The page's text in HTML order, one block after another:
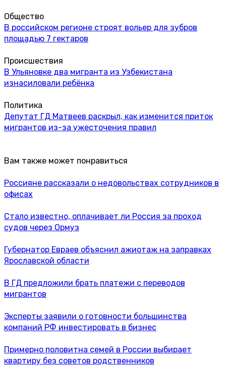
Общество
В российском регионе строят вольер для зубров
площадью 7 гектаров
Происшествия
В Ульяновке два мигранта из Узбекистана
изнасиловали ребёнка
Политика
Депутат ГД Матвеев раскрыл, как изменится приток
мигрантов из-за ужесточения правил
Вам также может понравиться
Россияне рассказали о недовольствах сотрудников в
офисах
Стало известно, оплачивает ли Россия за проход
судов через Ормуз
Губернатор Евраев объяснил ажиотаж на заправках
Ярославской области
В ГД предложили брать платежи с переводов
мигрантов
Эксперты заявили о готовности большинства
компаний РФ инвестировать в бизнес
Примерно половитна семей в России выбирает
квартиру без советов родственников